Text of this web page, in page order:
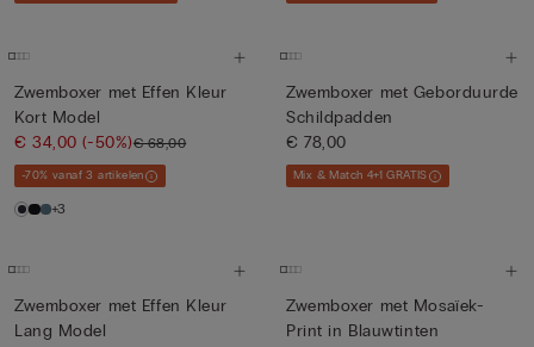
Zwemboxer met Effen Kleur
Kort Model
€ 34,00(-50%)€ 68,00
-70% vanaf 3 artikelen
+3
Zwemboxer met Geborduurde
Schildpadden
€ 78,00
Mix & Match 4+1 GRATIS
Zwemboxer met Effen Kleur
Lang Model
Zwemboxer met Mosaïek-
Print in Blauwtinten